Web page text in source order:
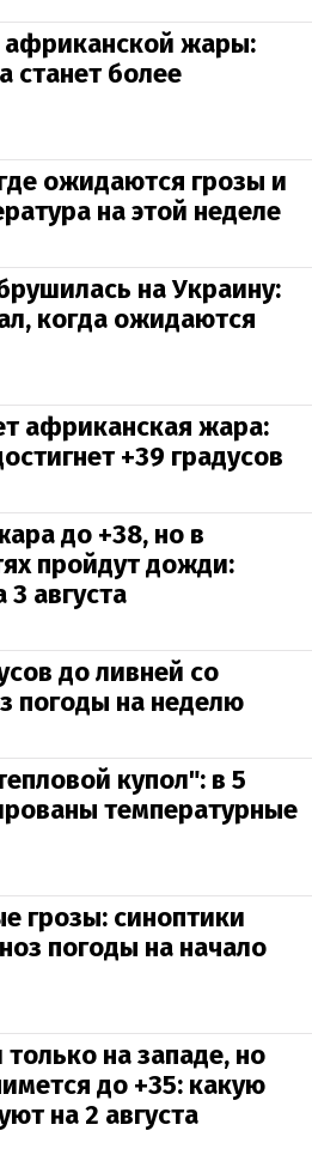
африканской жары:
станет более
ожидаются грозы и
на этой неделе
на Украину:
когда ожидаются
африканская жара:
+39 градусов
до +38, но в
пройдут дожди:
августа
до ливней со
погоды на неделю
купол": в 5
температурные
грозы: синоптики
погоды на начало
на западе, но
до +35: какую
на 2 августа